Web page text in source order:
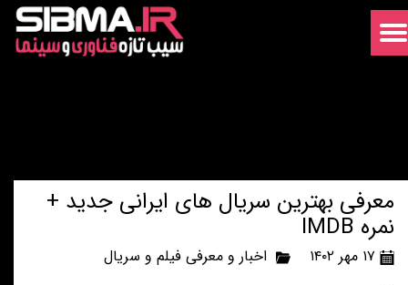
معرفی بهترین سریال های ایرانی جدید +
نمره IMDB
۱۷ مهر ۱۴۰۲ اخبار و معرفی فیلم و سریال